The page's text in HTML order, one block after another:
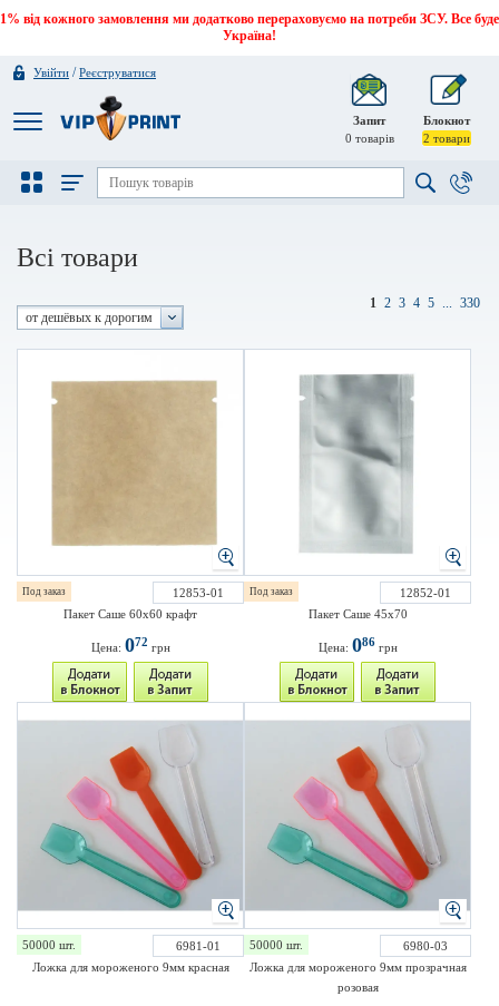
1% від кожного замовлення ми додатково перераховуємо на потреби ЗСУ. Все буде
Україна!
Увійти /Реєструватися
Запит
0 товарів
Блокнот
2 товари
Всі товари
от дешёвых к дорогим
1 2 3 4 5 ... 330
Под заказ
12853-01
Пакет Саше 60х60 крафт
Цена: 072 грн
Под заказ
12852-01
Пакет Саше 45х70
Цена: 086грн
50000 шт.
6981-01
Ложка для мороженого 9мм красная
50000 шт.
6980-03
Ложка для мороженого 9мм прозрачная
розовая